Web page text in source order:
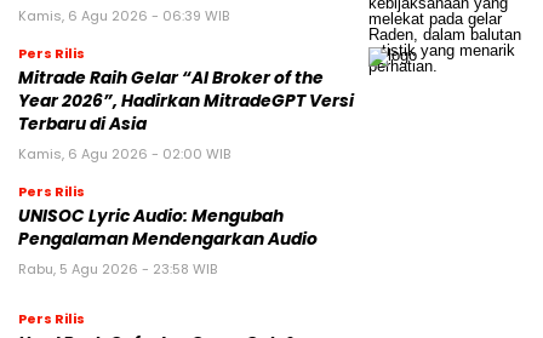
Kamis, 6 Agu 2026 - 06:39 WIB
Pers Rilis
Mitrade Raih Gelar “AI Broker of the
Year 2026”, Hadirkan MitradeGPT Versi
Terbaru di Asia
Kamis, 6 Agu 2026 - 02:00 WIB
Pers Rilis
UNISOC Lyric Audio: Mengubah
Pengalaman Mendengarkan Audio
Rabu, 5 Agu 2026 - 23:58 WIB
Pers Rilis